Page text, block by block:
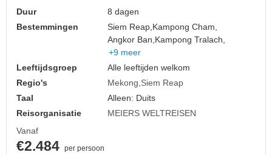
Duur
8 dagen
Bestemmingen
Siem Reap,Kampong Cham,
Angkor Ban,Kampong Tralach,
+9 meer
Leeftijdsgroep
Alle leeftijden welkom
Regio's
Mekong Siem Reap
Taal
Alleen: Duits
Reisorganisatie
MEIERS WELTREISEN
Vanaf
€2.484 per persoon